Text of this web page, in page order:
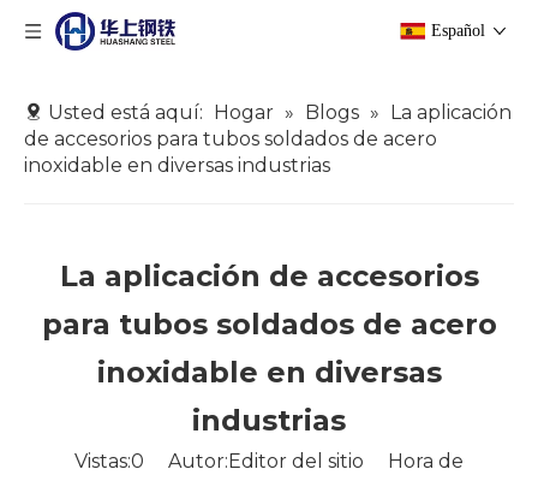
Español
Usted está aquí: Hogar » Blogs » La aplicación
de accesorios para tubos soldados de acero
inoxidable en diversas industrias
La aplicación de accesorios
para tubos soldados de acero
inoxidable en diversas
industrias
Vistas:0 Autor:Editor del sitio Hora de